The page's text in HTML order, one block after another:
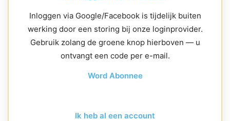
Inloggen via Google/Facebook is tijdelijk buiten
werking door een storing bij onze loginprovider.
Gebruik zolang de groene knop hierboven — u
ontvangt een code per e-mail.
Word Abonnee
Ik heb al een account